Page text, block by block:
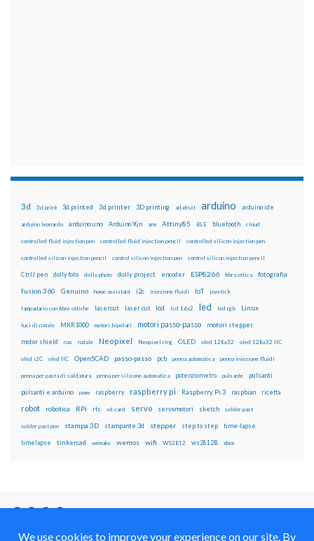
3d 3d print 3d printed 3d printer 3D printing adafruit arduino arduino ide
arduino leonardo arduino uno Arduino Yún arm Attiny85 BLE bluetooth cloud
controlled fluid injection pen controlled fluid injection pencil controlled silicon injection pen
controlled silicon injection pencil control silicon injection pen control silicon injection pencil
CtrlJ pen dolly foto dolly photo dolly project encoder ESP8266 fibra ottica fotografia
fusion 360 Genuino home assistant i2c iniezione fluidi IoT joystick
lampadario con fibre ottiche lasercut laser cut lcd lcd 16x2 led led rgb Linux
luci di natale MKR1000 motori bipolari motori passo-passo motori stepper
motor shield nas natale Neopixel Neopixel ring OLED oled 128x32 oled 128x32 IIC
oled i2C oled IIC OpenSCAD passo-passo pcb penna automatica penna iniezione fluidi
penna per pasta di saldatura penna per silicone automatica potenziometro pulsante pulsanti
pulsanti e arduino pwm raspberry raspberry pi Raspberry Pi 3 raspbian ricetta
robot robotica RPi rtc sd card servo servomotori sketch solder past
solder past pen stampa 3D stampante 3d stepper step to step time-lapse
timelapse tinkercad wemake wemos wifi WS2812 ws2812B xbee